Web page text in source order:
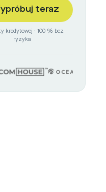
teraz
kredytowej · 100 % bez
ryzyka